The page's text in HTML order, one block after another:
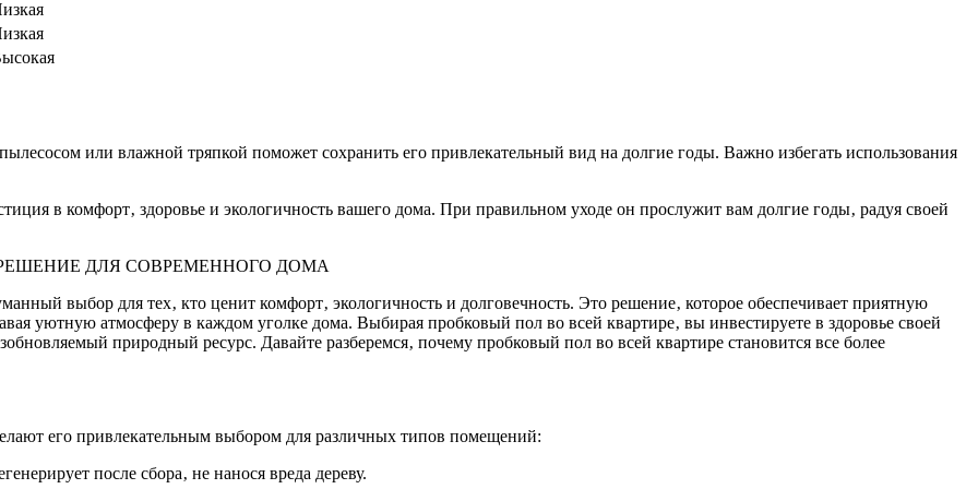
или влажной тряпкой поможет сохранить его привлекательный вид на долгие годы. Важно избегать использования
в комфорт‚ здоровье и экологичность вашего дома. При правильном уходе он прослужит вам долгие годы‚ радуя своей
ДЛЯ СОВРЕМЕННОГО ДОМА
выбор для тех‚ кто ценит комфорт‚ экологичность и долговечность. Это решение‚ которое обеспечивает приятную
уютную атмосферу в каждом уголке дома. Выбирая пробковый пол во всей квартире‚ вы инвестируете в здоровье своей
природный ресурс. Давайте разберемся‚ почему пробковый пол во всей квартире становится все более
его привлекательным выбором для различных типов помещений:
после сбора‚ не нанося вреда дереву.